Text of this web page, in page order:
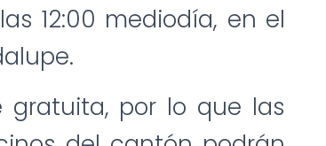
12:00 mediodía, en el
gratuita, por lo que las